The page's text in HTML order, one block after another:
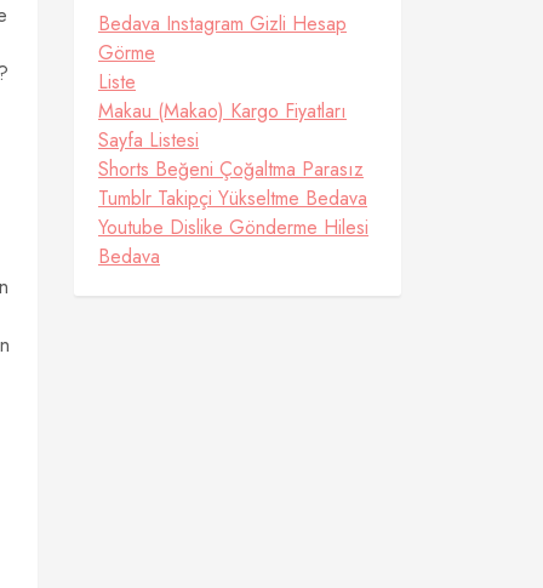
Bedava Instagram Gizli Hesap
Görme
Liste
Makau (Makao) Kargo Fiyatları
Sayfa Listesi
Shorts Beğeni Çoğaltma Parasız
Tumblr Takipçi Yükseltme Bedava
Youtube Dislike Gönderme Hilesi
Bedava